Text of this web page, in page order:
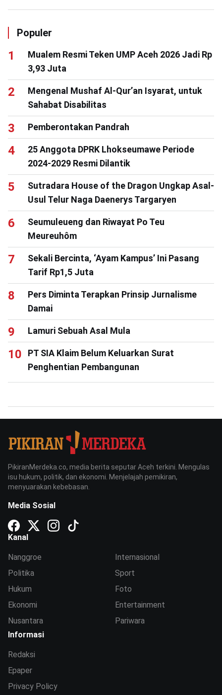
Populer
Mualem Resmi Teken UMP Aceh 2026 Jadi Rp
3,93 Juta
Mengenal Mushaf Al-Qur’an Isyarat, untuk
Sahabat Disabilitas
Pemberontakan Pandrah
25 Anggota DPRK Lhokseumawe Periode
2024-2029 Resmi Dilantik
Sutradara House of the Dragon Ungkap Asal-
Usul Telur Naga Daenerys Targaryen
Seumuleueng dan Riwayat Po Teu
Meureuhôm
Sekali Bercinta, ‘Ayam Kampus’ Ini Pasang
Tarif Rp1,5 Juta
Pers Diminta Terapkan Prinsip Jurnalisme
Damai
Lamuri Sebuah Asal Mula
PT SIA Klaim Belum Keluarkan Surat
Penghentian Pembangunan
PikiranMerdeka.co, media berita seputar Aceh terkini. Mengulas
isu hukum, politik, dan ekonomi. Menjelajah pemikiran,
menyuarakan kebebasan.
Media Sosial
Kanal
Nanggroe
Politika
Hukum
Ekonomi
Nusantara
Internasional
Sport
Foto
Entertainment
Pariwara
Informasi
Redaksi
Epaper
Privacy Policy